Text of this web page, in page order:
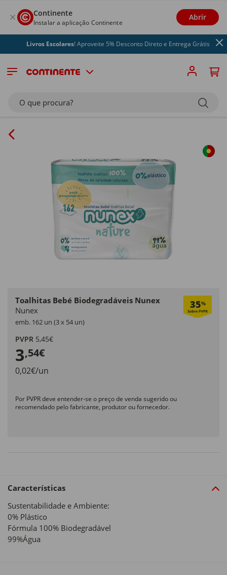
Continente
Instalar a aplicação Continente
Abrir
Livros Escolares! Aproveite 5% Desconto Direto e Entrega Grátis
O que procura?
Toalhitas Bebé Biodegradáveis Nunex 35%
Nunex
emb. 162 un (3 x 54 un)
PVPR 5,45€
3,54€
0,02€/un
Por PVPR deve entender-se o preço de venda sugerido ou
recomendado pelo fabricante, produtor ou fornecedor.
Características
Sustentabilidade e Ambiente:
0% Plástico
Fórmula 100% Biodegradável
99%Água